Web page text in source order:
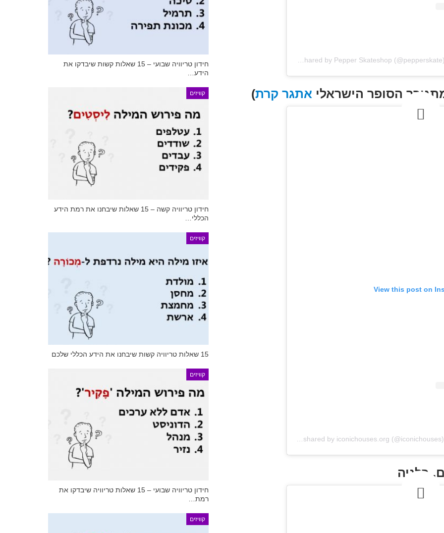
אתגר קרת)
View this post on
A post shared by iconichouses.org (@iconichouses)
חידון טריוויה שבועי – 15 שאלות קשות שיבדקו את
הידע…
קוויזים
חידון טריוויה קשה – 15 שאלות שיבחנו את רמת הידע
הכללי…
קוויזים
15 שאלות טריוויה קשות שיבחנו את הידע הכללי שלכם
קוויזים
חידון טריוויה שבועי – 15 שאלות טריוויה שיבדקו את
רמת…
קוויזים